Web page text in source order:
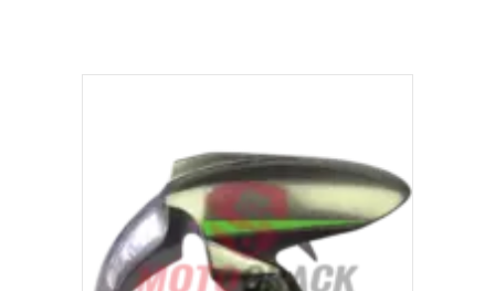
AÑADIR AL CARRITO